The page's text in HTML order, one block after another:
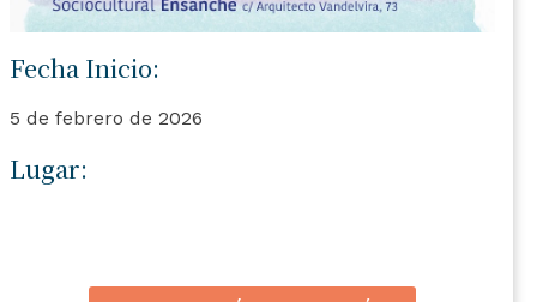
Fecha Inicio:
5 de febrero de 2026
Lugar: